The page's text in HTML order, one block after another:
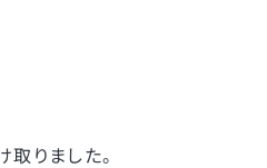
りました。